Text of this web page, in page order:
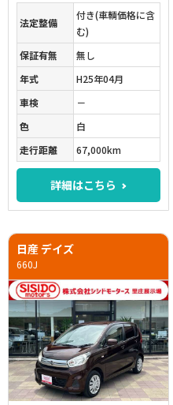
法定整備
付き(車輌価格に含
む)
保証有無
無し
年式
H25年04月
車検
－
色
白
走行距離
67,000km
詳細はこちら
日産 デイズ
660J